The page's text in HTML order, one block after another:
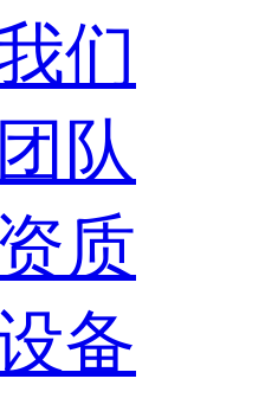
们
队
质
备